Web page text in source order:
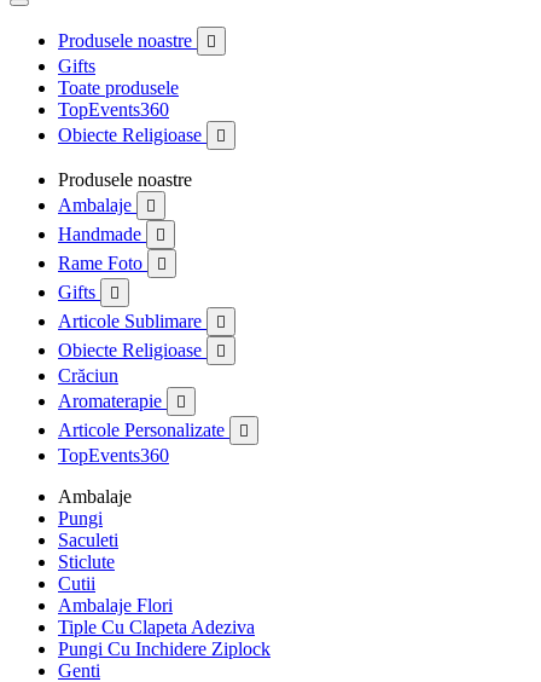
Produsele noastre 
Gifts
Toate produsele
TopEvents360
Obiecte Religioase

Produsele noastre
Ambalaje

Handmade 
Rame Foto 
Gifts 
Articole Sublimare 
Obiecte Religioase 
Crăciun
Aromaterapie

Articole Personalizate 
TopEvents360
Ambalaje
Pungi
Saculeti
Sticlute
Cutii
Ambalaje Flori
Tiple Cu Clapeta Adeziva
Pungi Cu Inchidere Ziplock
Genti